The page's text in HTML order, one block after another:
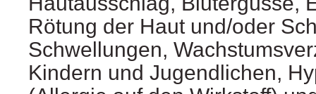
Rötung der Haut und/oder
Schwellungen,
Kindern und Jugendlichen,